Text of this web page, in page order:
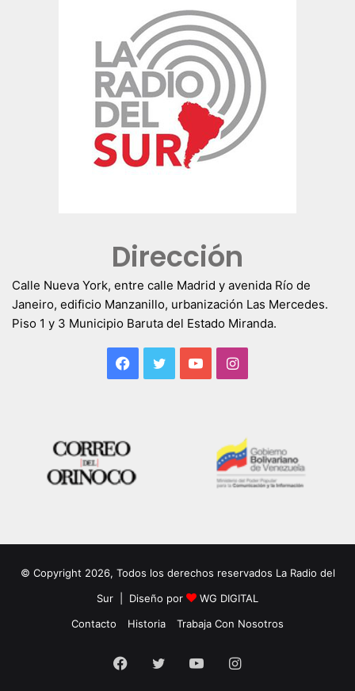
Dirección
Calle Nueva York, entre calle Madrid y avenida Río de
Janeiro, edificio Manzanillo, urbanización Las Mercedes.
Piso 1 y 3 Municipio Baruta del Estado Miranda.
Facebook
TwitterYouTubeInstagram
© Copyright 2026, Todos los derechos reservados La Radio del
Sur | Diseño por
WG DIGITAL
Contacto
Historia Trabaja Con Nosotros
Facebook
TwitterYouTubeInstagram